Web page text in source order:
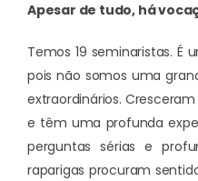
Apesar de tudo, há
Temos 19 seminaristas. É
pois não somos uma
extraordinários.
e têm uma profunda
perguntas sérias e
raparigas procuram